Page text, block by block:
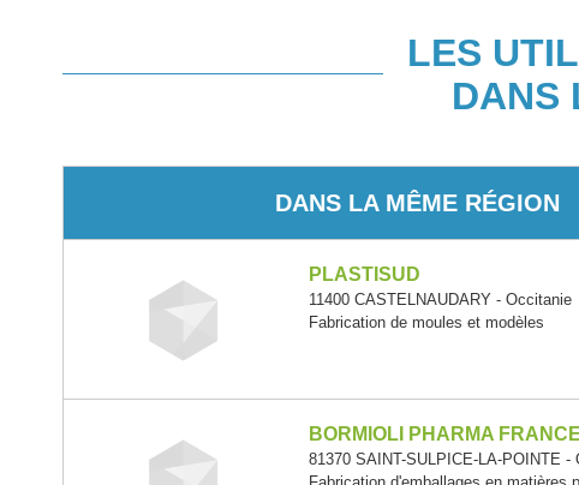
LES
DANS
DANS LA MÊME RÉGION
PLASTISUD
11400 CASTELNAUDARY - Occitanie
Fabrication de moules et modèles
BORMIOLI PHARMA FRANCE
81370 SAINT-SULPICE-LA-POINTE -